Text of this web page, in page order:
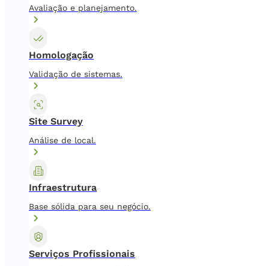
Avaliação e planejamento.
Homologação
Validação de sistemas.
Site Survey
Análise de local.
Infraestrutura
Base sólida para seu negócio.
Serviços Profissionais